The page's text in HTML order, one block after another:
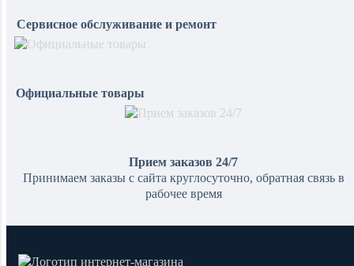
Сервисное обслуживание и ремонт
Официальные товары
Прием заказов 24/7
Принимаем заказы с сайта круглосуточно, обратная связь в
рабочее время